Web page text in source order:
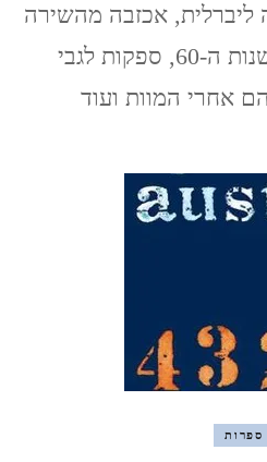
Letters
2011
ליברלית, אכזבה מהשירה
האמריקאית מאז שנות ה-60, ספקות לגבי
אחרי המוות ועוד
ספרות